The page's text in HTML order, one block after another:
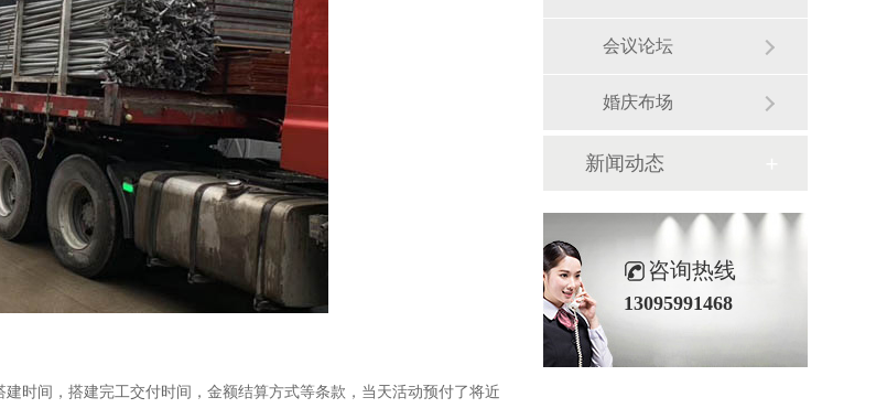
时间，搭建完工交付时间，金额结算方式等条款，当天活动预付了将近
会议论坛
婚庆布场
新闻动态
咨询热线
13095991468